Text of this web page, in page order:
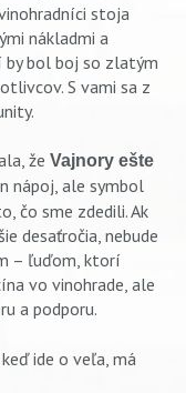
stoja
nákladmi a
by bol boj so zlatým
S vami sa z
že Vajnory ešte
nápoj, ale symbol
čo sme zdedili. Ak
desaťročia, nebude
– ľuďom, ktorí
vo vinohrade, ale
a podporu.
ide o veľa, má